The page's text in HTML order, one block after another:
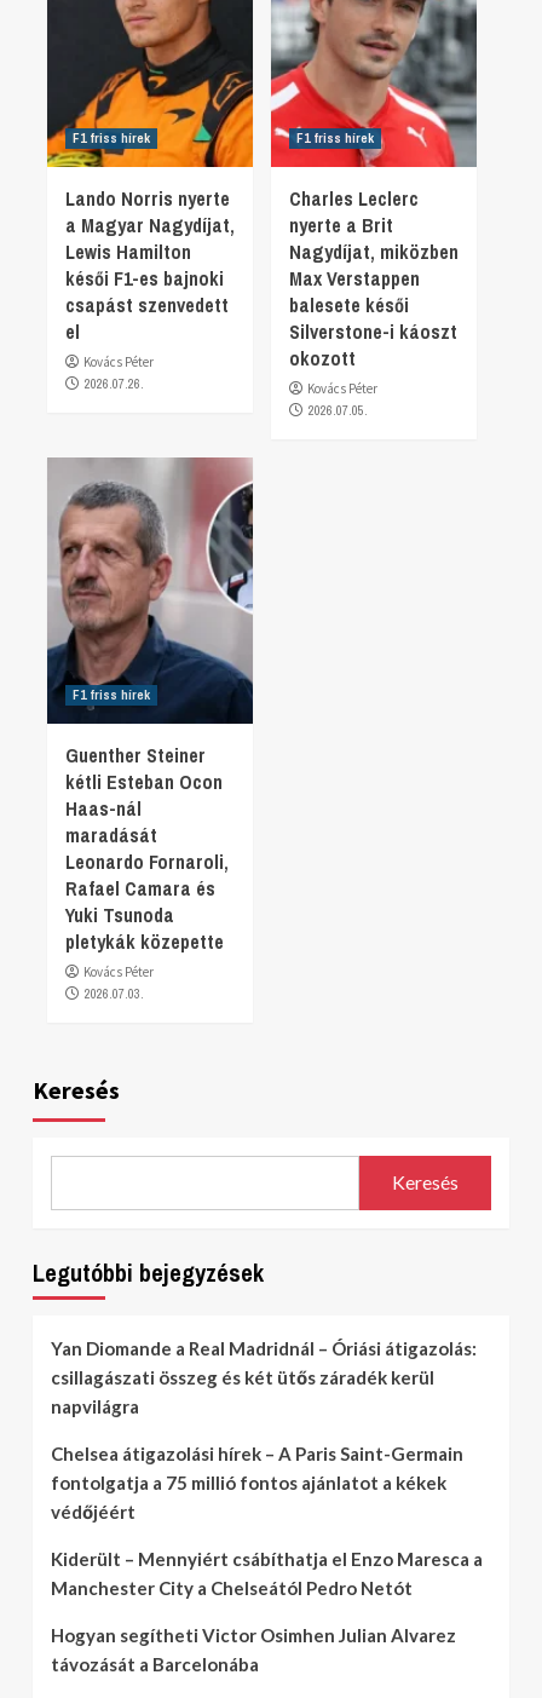
F1 friss hírek
Lando Norris nyerte
a Magyar Nagydíjat,
Lewis Hamilton
késői F1-es bajnoki
csapást szenvedett
el
Kovács Péter
2026.07.26.
F1 friss hírek
Charles Leclerc
nyerte a Brit
Nagydíjat, miközben
Max Verstappen
balesete késői
Silverstone-i káoszt
okozott
Kovács Péter
2026.07.05.
F1 friss hírek
Guenther Steiner
kétli Esteban Ocon
Haas-nál
maradását
Leonardo Fornaroli,
Rafael Camara és
Yuki Tsunoda
pletykák közepette
Kovács Péter
2026.07.03.
Keresés
Keresés
Legutóbbi bejegyzések
Yan Diomande a Real Madridnál – Óriási átigazolás:
csillagászati összeg és két ütős záradék kerül
napvilágra
Chelsea átigazolási hírek – A Paris Saint-Germain
fontolgatja a 75 millió fontos ajánlatot a kékek
védőjéért
Kiderült – Mennyiért csábíthatja el Enzo Maresca a
Manchester City a Chelseától Pedro Netót
Hogyan segítheti Victor Osimhen Julian Alvarez
távozását a Barcelonába